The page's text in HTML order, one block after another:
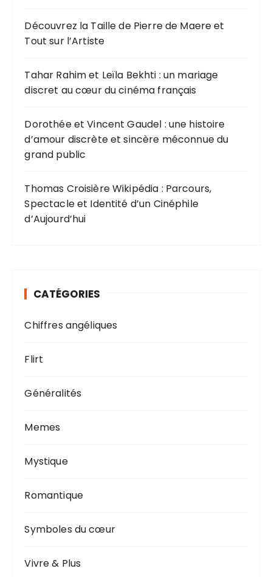
u
r
:
Découvrez la Taille de Pierre de Maere et
Tout sur l’Artiste
Tahar Rahim et Leïla Bekhti : un mariage
discret au cœur du cinéma français
Dorothée et Vincent Gaudel : une histoire
d’amour discrète et sincère méconnue du
grand public
Thomas Croisière Wikipédia : Parcours,
Spectacle et Identité d’un Cinéphile
d’Aujourd’hui
CATÉGORIES
Chiffres angéliques
Flirt
Généralités
Memes
Mystique
Romantique
Symboles du cœur
Vivre & Plus